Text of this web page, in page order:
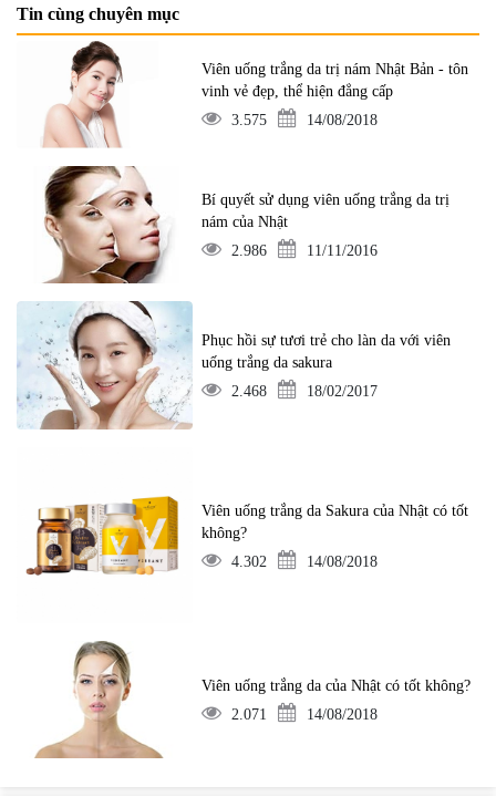
Tin cùng chuyên mục
Viên uống trắng da trị nám Nhật Bản - tôn
vinh vẻ đẹp, thể hiện đẳng cấp
3.575
14/08/2018
Bí quyết sử dụng viên uống trắng da trị
nám của Nhật
2.986
11/11/2016
Phục hồi sự tươi trẻ cho làn da với viên
uống trắng da sakura
2.468
18/02/2017
Viên uống trắng da Sakura của Nhật có tốt
không?
4.302
14/08/2018
Viên uống trắng da của Nhật có tốt không?
2.071
14/08/2018